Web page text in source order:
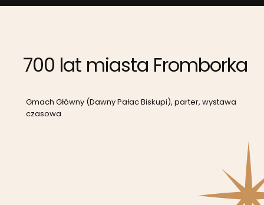
700 lat miasta Fromborka
Gmach Główny (Dawny Pałac Biskupi), parter, wystawa
czasowa